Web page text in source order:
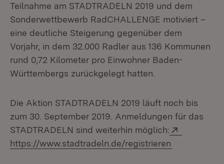
Teilnahme am STADTRADELN 2019 und dem
Sonderwettbewerb RadCHALLENGE motiviert –
eine deutliche Steigerung gegenüber dem
Vorjahr, in dem 32.000 Radler aus 136 Kommunen
rund 0,72 Kilometer pro Einwohner Baden-
Württembergs zurückgelegt hatten.
Die Aktion STADTRADELN 2019 läuft noch bis
zum 30. September 2019. Anmeldungen für das
STADTRADELN sind weiterhin möglich:
https://www.stadtradeln.de/registrieren